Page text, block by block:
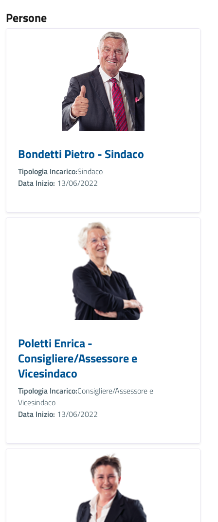
Persone
Bondetti Pietro - Sindaco
Tipologia Incarico:Sindaco
Data Inizio: 13/06/2022
Poletti Enrica -
Consigliere/Assessore e
Vicesindaco
Tipologia Incarico:Consigliere/Assessore e
Vicesindaco
Data Inizio: 13/06/2022